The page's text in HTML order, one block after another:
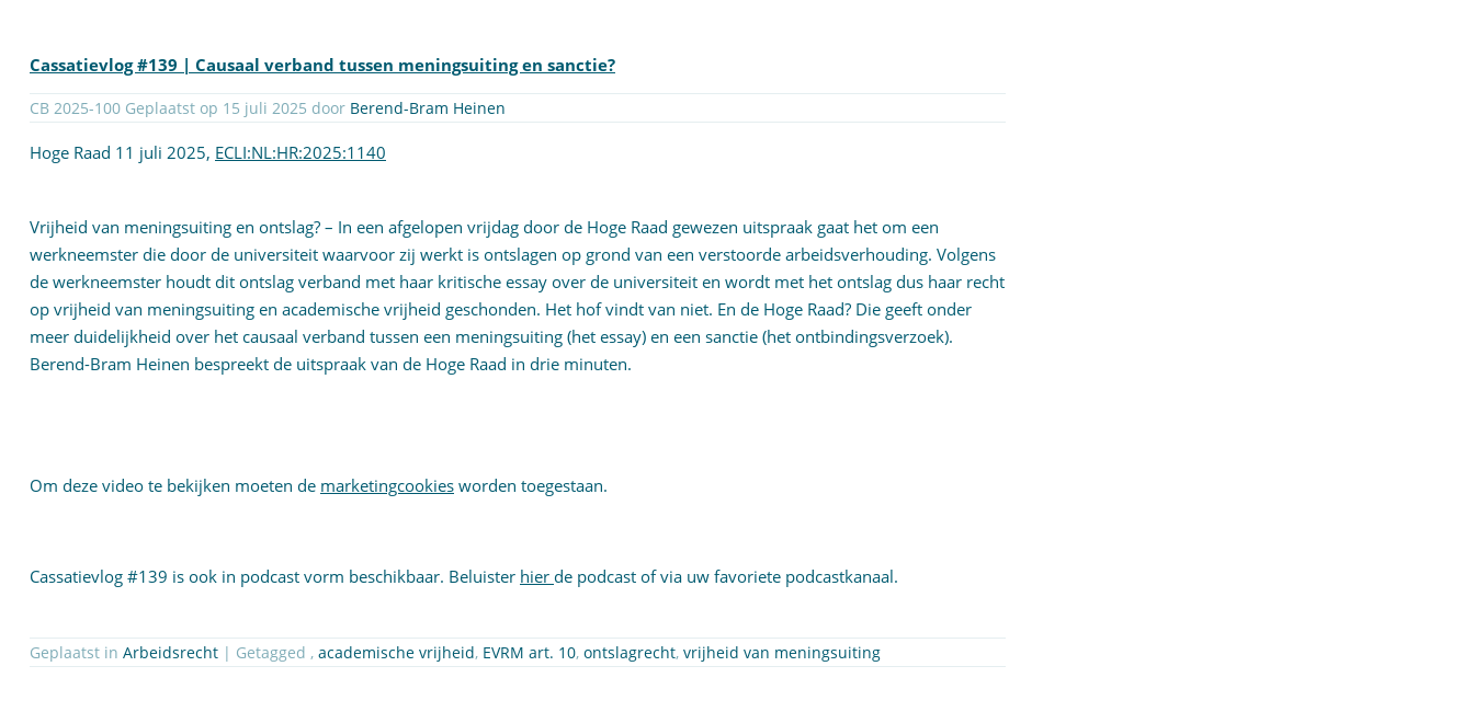
Cassatievlog #139 | Causaal verband tussen meningsuiting en sanctie?
CB 2025-100 Geplaatst op 15 juli 2025 door Berend-Bram Heinen
Hoge Raad 11 juli 2025, ECLI:NL:HR:2025:1140
Vrijheid van meningsuiting en ontslag? – In een afgelopen vrijdag door de Hoge Raad gewezen uitspraak gaat het om een
werkneemster die door de universiteit waarvoor zij werkt is ontslagen op grond van een verstoorde arbeidsverhouding. Volgens
de werkneemster houdt dit ontslag verband met haar kritische essay over de universiteit en wordt met het ontslag dus haar recht
op vrijheid van meningsuiting en academische vrijheid geschonden. Het hof vindt van niet. En de Hoge Raad? Die geeft onder
meer duidelijkheid over het causaal verband tussen een meningsuiting (het essay) en een sanctie (het ontbindingsverzoek).
Berend-Bram Heinen bespreekt de uitspraak van de Hoge Raad in drie minuten.
Om deze video te bekijken moeten de marketingcookies worden toegestaan.
Cassatievlog #139 is ook in podcast vorm beschikbaar. Beluister hier de podcast of via uw favoriete podcastkanaal.
Geplaatst in Arbeidsrecht | Getagged , academische vrijheid, EVRM art. 10, ontslagrecht, vrijheid van meningsuiting